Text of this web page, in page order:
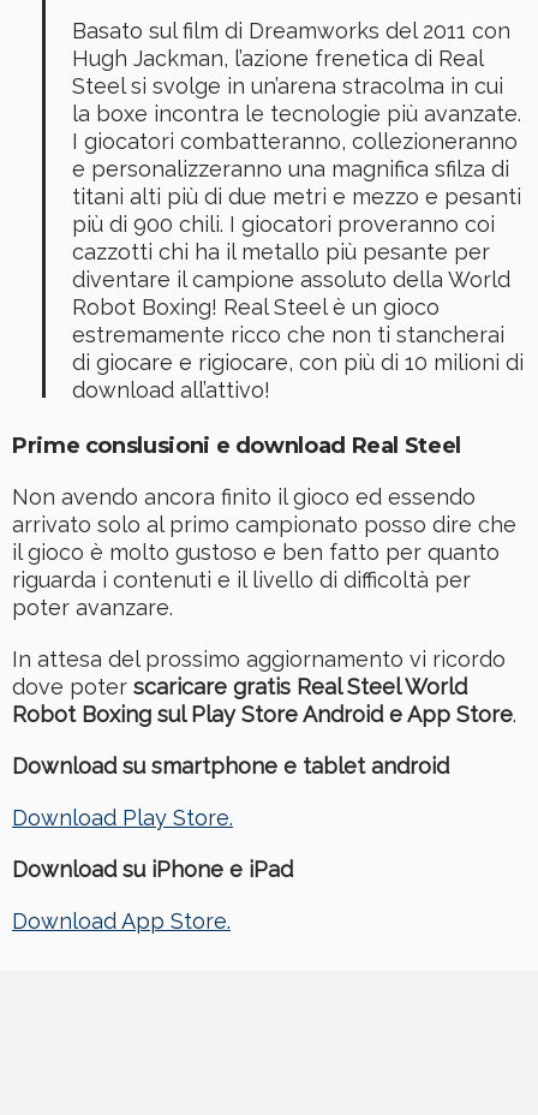
Basato sul film di Dreamworks del 2011 con
Hugh Jackman, l’azione frenetica di Real
Steel si svolge in un’arena stracolma in cui
la boxe incontra le tecnologie più avanzate.
I giocatori combatteranno, collezioneranno
e personalizzeranno una magnifica sfilza di
titani alti più di due metri e mezzo e pesanti
più di 900 chili. I giocatori proveranno coi
cazzotti chi ha il metallo più pesante per
diventare il campione assoluto della World
Robot Boxing! Real Steel è un gioco
estremamente ricco che non ti stancherai
di giocare e rigiocare, con più di 10 milioni di
download all’attivo!
Prime conslusioni e download Real Steel
Non avendo ancora finito il gioco ed essendo
arrivato solo al primo campionato posso dire che
il gioco è molto gustoso e ben fatto per quanto
riguarda i contenuti e il livello di difficoltà per
poter avanzare.
In attesa del prossimo aggiornamento vi ricordo
dove poter scaricare gratis Real Steel World
Robot Boxing sul Play Store Android e App Store.
Download su smartphone e tablet android
Download Play Store.
Download su iPhone e iPad
Download App Store.